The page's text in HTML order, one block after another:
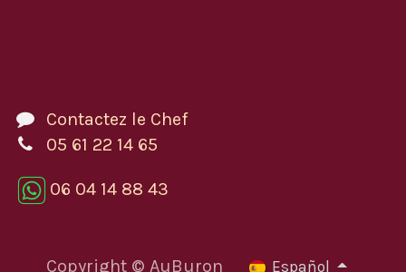
Contactez le Chef
05 61 22 14 65
06 04 14 88 43
Copyright © AuBuron Español